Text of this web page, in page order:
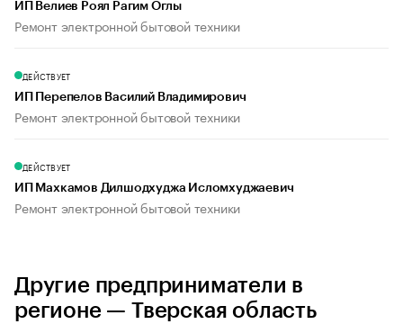
ИП Велиев Роял Рагим Оглы
Ремонт электронной бытовой техники
ДЕЙСТВУЕТ
ИП Перепелов Василий Владимирович
Ремонт электронной бытовой техники
ДЕЙСТВУЕТ
ИП Махкамов Дилшодхуджа Исломхуджаевич
Ремонт электронной бытовой техники
Другие предприниматели в
регионе — Тверская область